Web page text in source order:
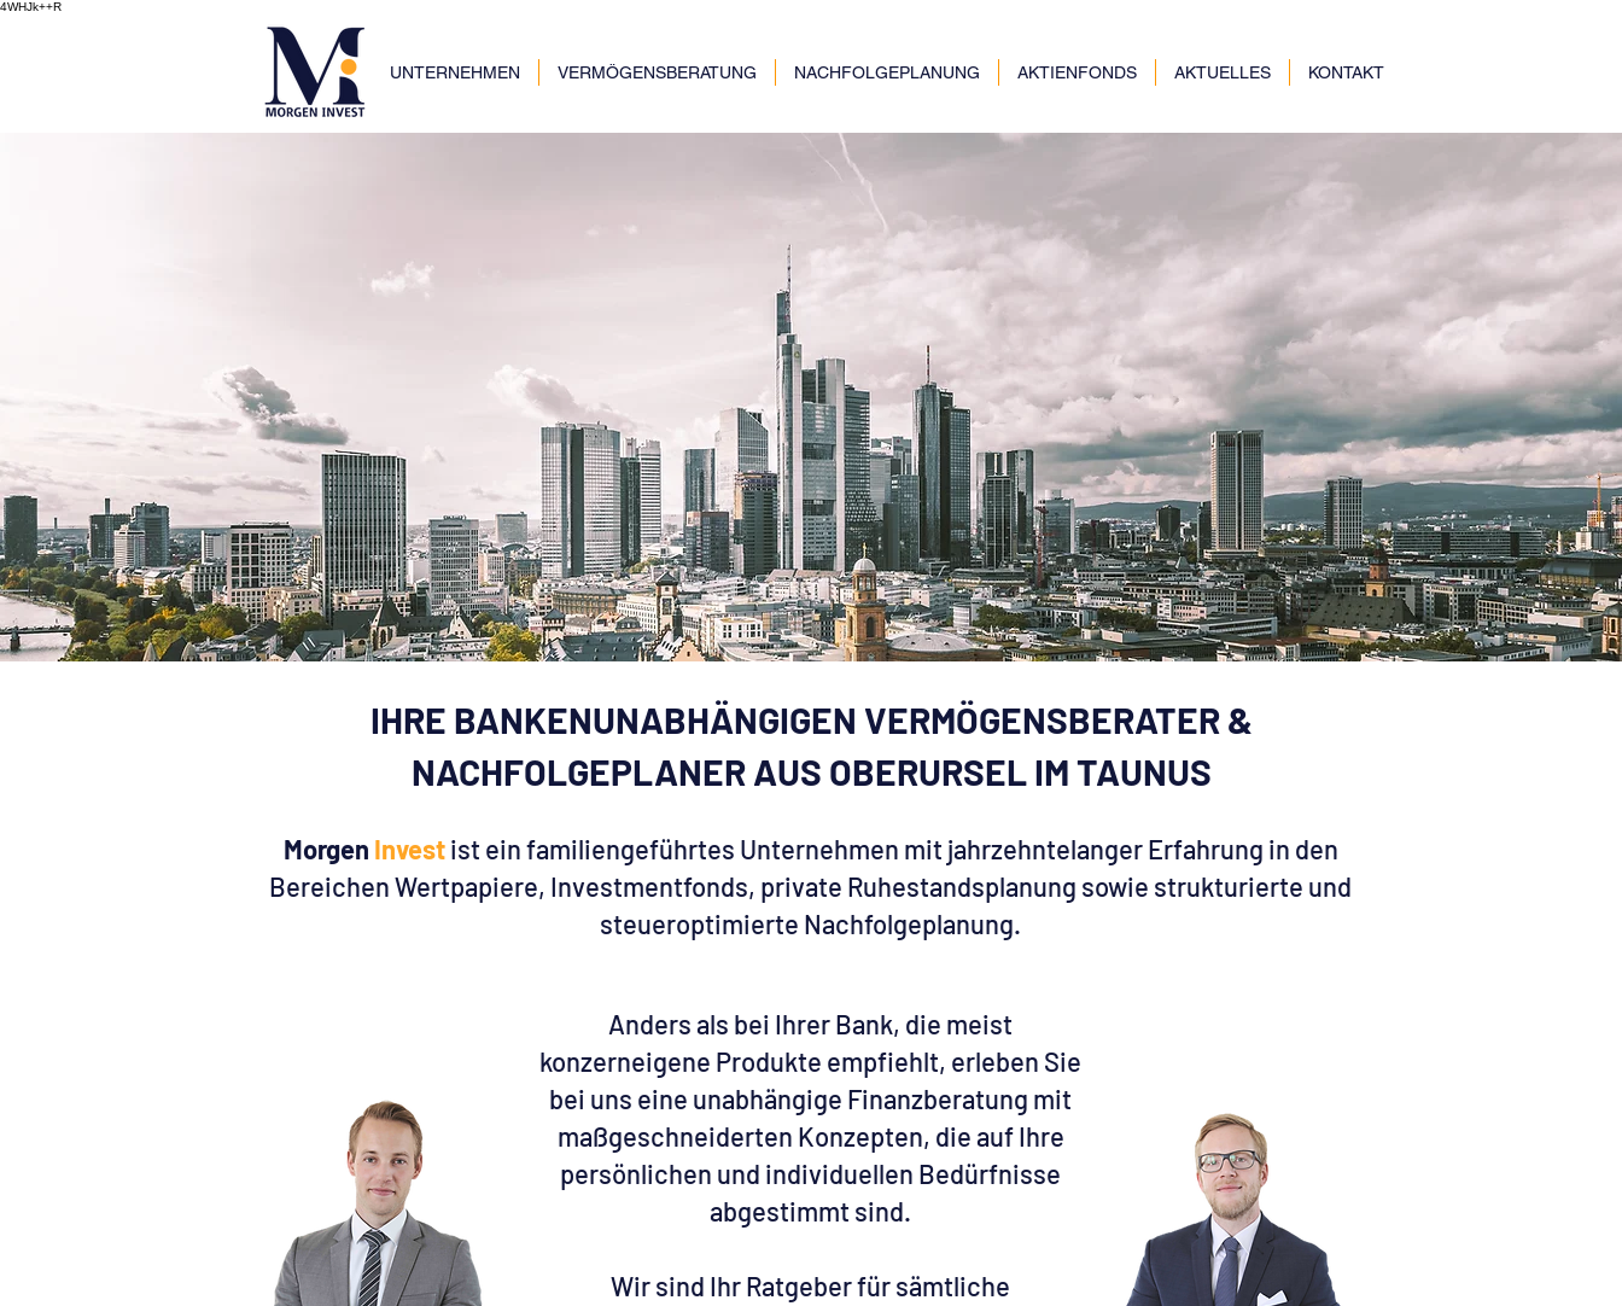
4WHJk++R
UNTERNEHMEN VERMÖGENSBERATUNG NACHFOLGEPLANUNG AKTIENFONDS AKTUELLES KONTAKT
IHRE BANKENUNABHÄNGIGEN VERMÖGENSBERATER &
NACHFOLGEPLANER AUS OBERURSEL IM TAUNUS
Morgen Invest ist ein familiengeführtes Unternehmen mit jahrzehntelanger Erfahrung in den
Bereichen Wertpapiere, Investmentfonds, private Ruhestandsplanung sowie strukturierte und
steueroptimierte Nachfolgeplanung.
Anders als bei Ihrer Bank, die meist
konzerneigene Produkte empfiehlt, erleben Sie
bei uns eine unabhängige Finanzberatung mit
maßgeschneiderten Konzepten, die auf Ihre
persönlichen und individuellen Bedürfnisse
abgestimmt sind.
Wir sind Ihr Ratgeber für sämtliche